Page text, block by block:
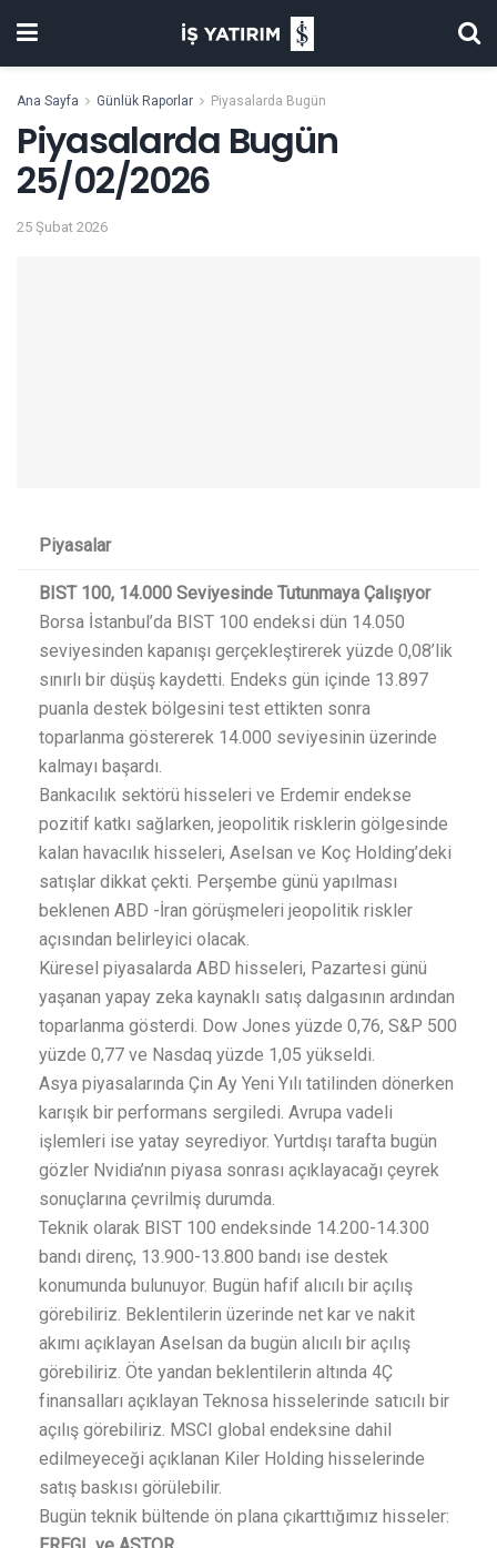
Ana Sayfa Günlük Raporlar Piyasalarda Bugün
Piyasalarda Bugün
25/02/2026
25 Şubat 2026
Piyasalar
BIST 100, 14.000 Seviyesinde Tutunmaya Çalışıyor
Borsa İstanbul’da BIST 100 endeksi dün 14.050
seviyesinden kapanışı gerçekleştirerek yüzde 0,08’lik
sınırlı bir düşüş kaydetti. Endeks gün içinde 13.897
puanla destek bölgesini test ettikten sonra
toparlanma göstererek 14.000 seviyesinin üzerinde
kalmayı başardı.
Bankacılık sektörü hisseleri ve Erdemir endekse
pozitif katkı sağlarken, jeopolitik risklerin gölgesinde
kalan havacılık hisseleri, Aselsan ve Koç Holding’deki
satışlar dikkat çekti. Perşembe günü yapılması
beklenen ABD -İran görüşmeleri jeopolitik riskler
açısından belirleyici olacak.
Küresel piyasalarda ABD hisseleri, Pazartesi günü
yaşanan yapay zeka kaynaklı satış dalgasının ardından
toparlanma gösterdi. Dow Jones yüzde 0,76, S&P 500
yüzde 0,77 ve Nasdaq yüzde 1,05 yükseldi.
Asya piyasalarında Çin Ay Yeni Yılı tatilinden dönerken
karışık bir performans sergiledi. Avrupa vadeli
işlemleri ise yatay seyrediyor. Yurtdışı tarafta bugün
gözler Nvidia’nın piyasa sonrası açıklayacağı çeyrek
sonuçlarına çevrilmiş durumda.
Teknik olarak BIST 100 endeksinde 14.200-14.300
bandı direnç, 13.900-13.800 bandı ise destek
konumunda bulunuyor. Bugün hafif alıcılı bir açılış
görebiliriz. Beklentilerin üzerinde net kar ve nakit
akımı açıklayan Aselsan da bugün alıcılı bir açılış
görebiliriz. Öte yandan beklentilerin altında 4Ç
finansalları açıklayan Teknosa hisselerinde satıcılı bir
açılış görebiliriz. MSCI global endeksine dahil
edilmeyeceği açıklanan Kiler Holding hisselerinde
satış baskısı görülebilir.
Bugün teknik bültende ön plana çıkarttığımız hisseler: